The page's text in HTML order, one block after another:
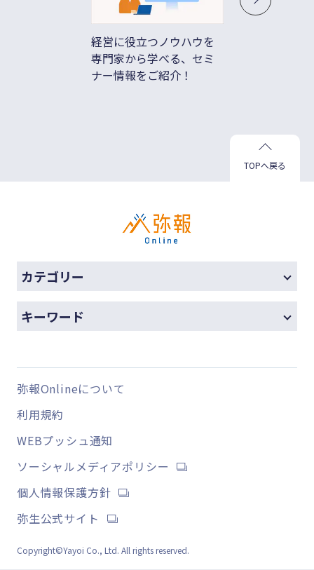
経営に役立つノウハウを
専門家から学べる、セミ
ナー情報をご紹介！
TOPへ戻る
カテゴリー
キーワード
弥報Onlineについて
利用規約
WEBプッシュ通知
ソーシャルメディアポリシー
個人情報保護方針
弥生公式サイト
Copyright©Yayoi Co., Ltd. All rights reserved.